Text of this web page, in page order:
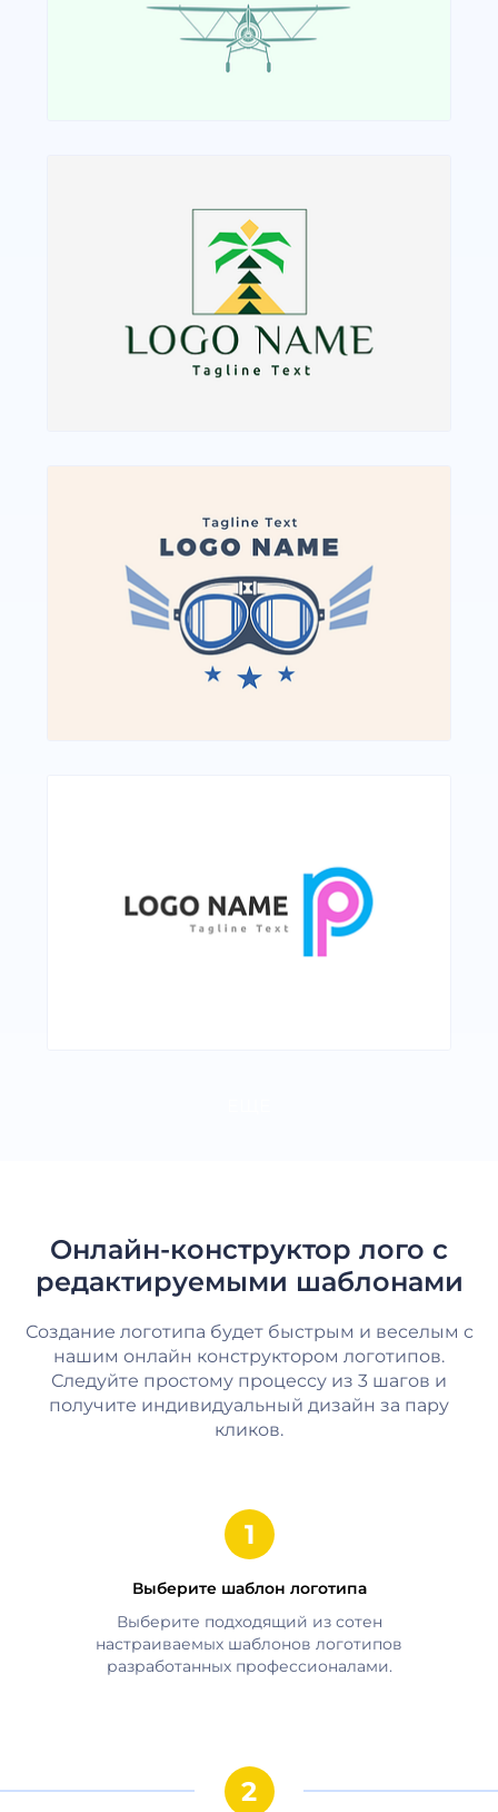
Онлайн-конструктор лого с
редактируемыми шаблонами
Создание логотипа будет быстрым и веселым с
нашим онлайн конструктором логотипов.
Следуйте простому процессу из 3 шагов и
получите индивидуальный дизайн за пару
кликов.
Выберите шаблон логотипа
Выберите подходящий из сотен
настраиваемых шаблонов логотипов
разработанных профессионалами.